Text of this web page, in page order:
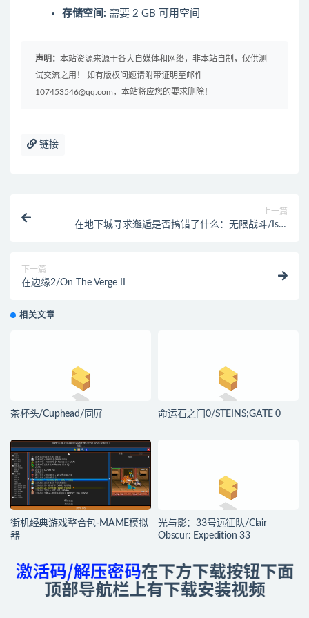
存储空间: 需要 2 GB 可用空间
声明： 本站资源来源于各大自媒体和网络，非本站自制，仅供测
试交流之用！ 如有版权问题请附带证明至邮件
107453546@qq.com，本站将应您的要求删除！
链接
上一篇
在地下城寻求邂逅是否搞错了什么：无限战斗/Is It
下一篇
在边缘2/On The Verge II
相关文章
茶杯头/Cuphead/同屏 命运石之门0/STEINS;GATE 0
街机经典游戏整合包-MAME模拟
器
光与影：33号远征队/Clair
Obscur: Expedition 33